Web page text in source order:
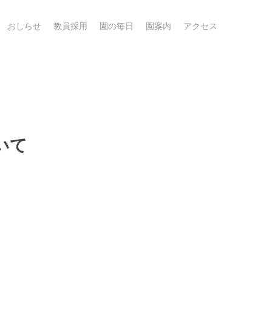
おしらせ 教員採用 園の毎日 園案内 アクセス
て